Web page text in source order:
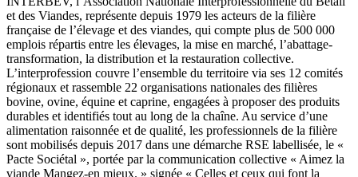
et des Viandes, représente depuis 1979 les acteurs de la filière
française de l’élevage et des viandes, qui compte plus de 500 000
emplois répartis entre les élevages, la mise en marché, l’abattage-
transformation, la distribution et la restauration collective.
L’interprofession couvre l’ensemble du territoire via ses 12 comités
régionaux et rassemble 22 organisations nationales des filières
bovine, ovine, équine et caprine, engagées à proposer des produits
durables et identifiés tout au long de la chaîne. Au service d’une
alimentation raisonnée et de qualité, les professionnels de la filière
sont mobilisés depuis 2017 dans une démarche RSE labellisée, le «
Pacte Sociétal », portée par la communication collective « Aimez la
viande Mangez-en mieux. » signée « Celles et ceux qui font la